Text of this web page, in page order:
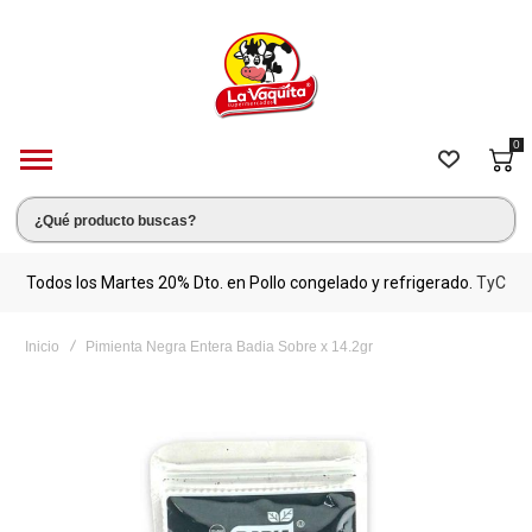
0
Todos los Martes 20% Dto. en Pollo congelado y refrigerado. TyC
Inicio Pimienta Negra Entera Badia Sobre x 14.2gr